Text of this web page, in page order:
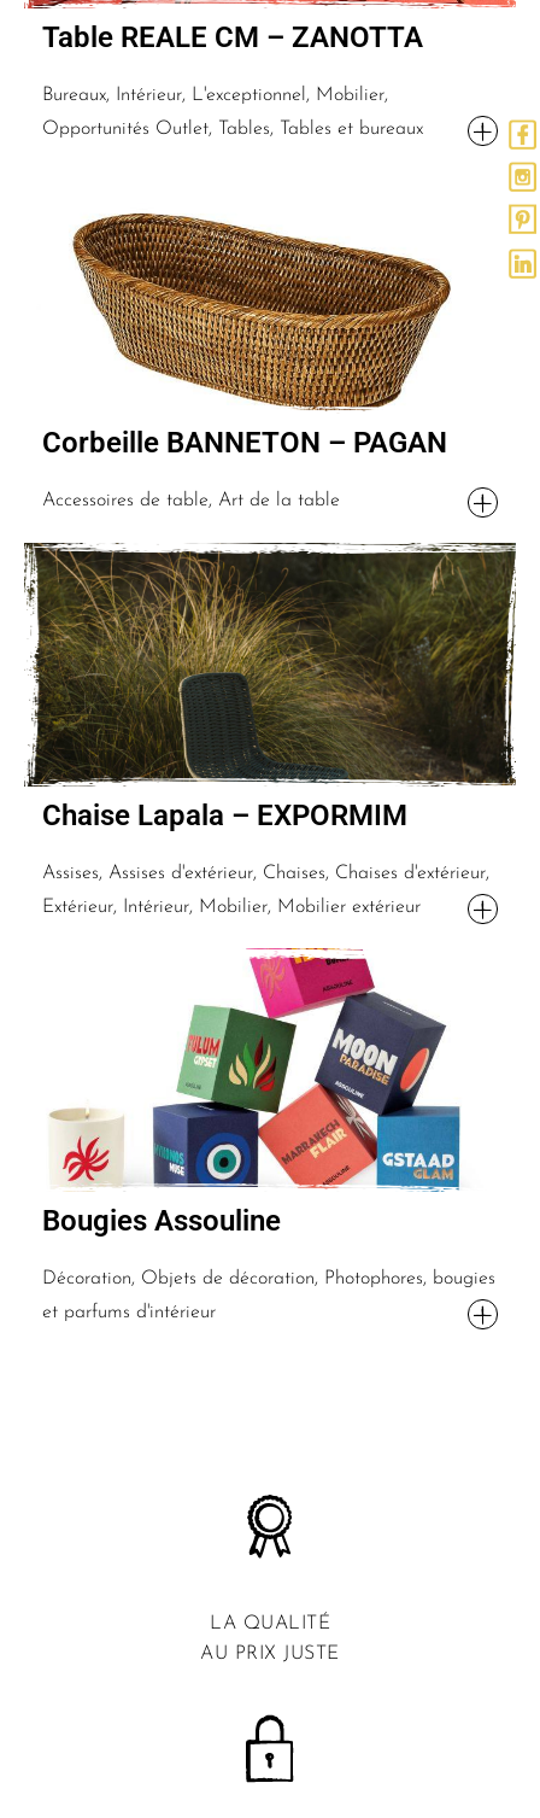
Table REALE CM – ZANOTTA
Bureaux, Intérieur, L'exceptionnel, Mobilier,
Opportunités Outlet, Tables, Tables et bureaux
Corbeille BANNETON – PAGAN
Accessoires de table, Art de la table
Chaise Lapala – EXPORMIM
Assises, Assises d'extérieur, Chaises, Chaises d'extérieur,
Extérieur, Intérieur, Mobilier, Mobilier extérieur
Bougies Assouline
Décoration, Objets de décoration, Photophores, bougies
et parfums d'intérieur
LA QUALITÉ
AU PRIX JUSTE